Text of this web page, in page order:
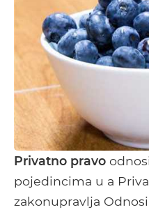
Privatno pravo
pojedincima u a
zakonupravlja